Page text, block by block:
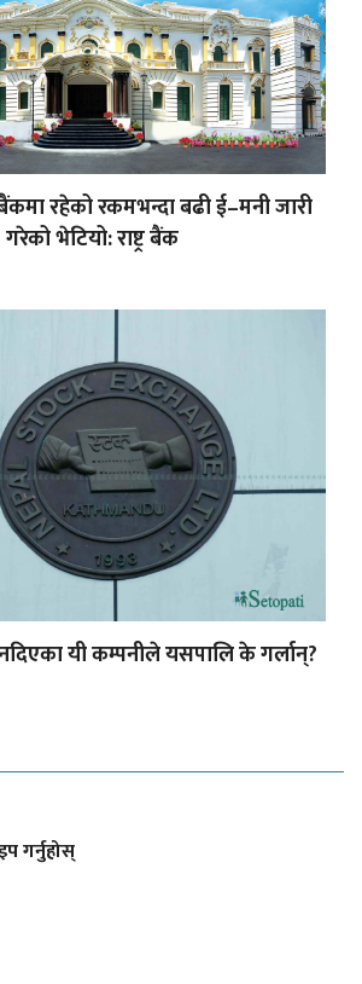
रहेको रकमभन्दा बढी ई–मनी जारी
गरेको भेटियो: राष्ट्र बैंक
यी कम्पनीले यसपालि के गर्लान्?
गर्नुहोस्